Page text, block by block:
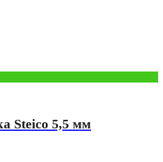
Steico 5,5 мм